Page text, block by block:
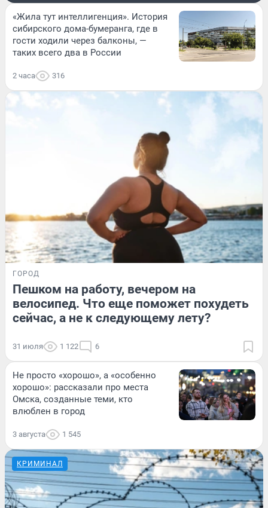
«Жила тут интеллигенция». История
сибирского дома-бумеранга, где в
гости ходили через балконы, —
таких всего два в России
2 часа 316
ГОРОД
Пешком на работу, вечером на
велосипед. Что еще поможет похудеть
сейчас, а не к следующему лету?
31 июля 1 122 6
Не просто «хорошо», а «особенно
хорошо»: рассказали про места
Омска, созданные теми, кто
влюблен в город
3 августа 1 545
КРИМИНАЛ